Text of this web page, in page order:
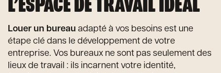
L’ESPACE DE TRAVAIL IDÉAL
Louer un bureau adapté à vos besoins est une
étape clé dans le développement de votre
entreprise. Vos bureaux ne sont pas seulement des
lieux de travail : ils incarnent votre identité,